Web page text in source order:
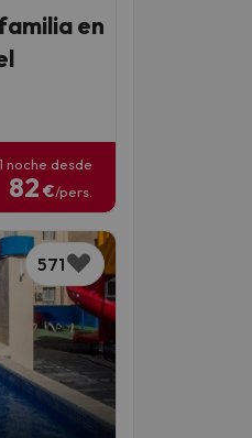
en
1 noche desde
82 €/pers.
571